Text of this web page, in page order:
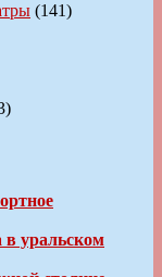
(141)
в уральском